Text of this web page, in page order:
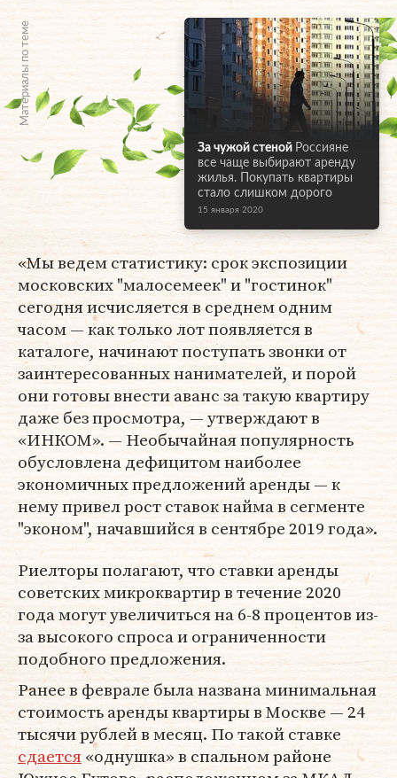
Материалы по теме
За чужой стеной Россияне
все чаще выбирают аренду
жилья. Покупать квартиры
стало слишком дорого
15 января 2020
«Мы ведем статистику: срок экспозиции
московских "малосемеек" и "гостинок"
сегодня исчисляется в среднем одним
часом — как только лот появляется в
каталоге, начинают поступать звонки от
заинтересованных нанимателей, и порой
они готовы внести аванс за такую квартиру
даже без просмотра, — утверждают в
«ИНКОМ». — Необычайная популярность
обусловлена дефицитом наиболее
экономичных предложений аренды — к
нему привел рост ставок найма в сегменте
"эконом", начавшийся в сентябре 2019 года».
Риелторы полагают, что ставки аренды
советских микроквартир в течение 2020
года могут увеличиться на 6-8 процентов из-
за высокого спроса и ограниченности
подобного предложения.
Ранее в феврале была названа минимальная
стоимость аренды квартиры в Москве — 24
тысячи рублей в месяц. По такой ставке
сдается«однушка» в спальном районе